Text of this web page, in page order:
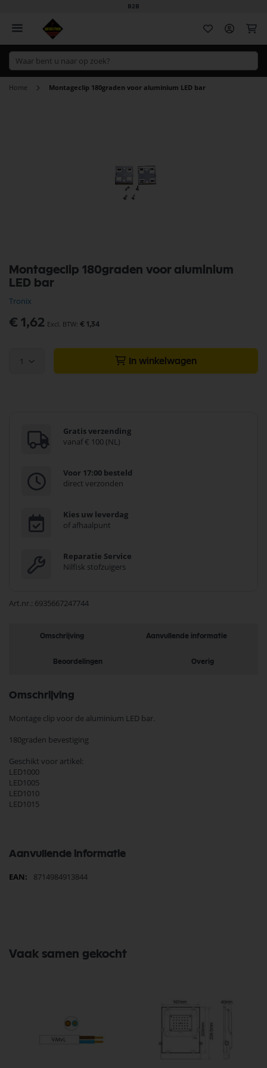
B2B
Home Montageclip 180graden voor aluminium LED bar
Montageclip 180graden voor aluminium
LED bar
Tronix
€ 1,62 € 1,34
1 In winkelwagen
Gratis verzending
vanaf € 100 (NL)
Voor 17:00 besteld
direct verzonden
Kies uw leverdag
of afhaalpunt
Reparatie Service
Nilfisk stofzuigers
Art.nr. 6935667247744
naar
het
van
de
afbeeldingen-
Omschrijving Aanvullende informatie
Beoordelingen Overig
Omschrijving
Montage clip voor de aluminium LED bar.
180graden bevestiging
Geschikt voor artikel:
LED1000
LED1005
LED1010
LED1015
Aanvullende informatie
Meer
8714984913844
Vaak samen gekocht